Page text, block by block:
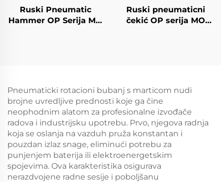
Ruski Pneumatic
Hammer OP Serija MO
Ruski pneumaticni
čekić OP serija MO
Pneumaticki rotacioni bubanj s marticom nudi
brojne uvredljive prednosti koje ga čine
neophodnim alatom za profesionalne izvođače
radova i industrijsku upotrebu. Prvo, njegova radnja
koja se oslanja na vazduh pruža konstantan i
pouzdan izlaz snage, eliminući potrebu za
punjenjem baterija ili elektroenergetskim
spojevima. Ova karakteristika osigurava
nerazdvojene radne sesije i poboljšanu